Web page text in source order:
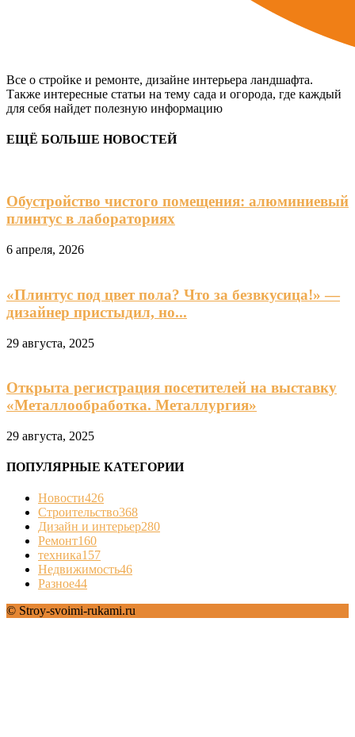
Все о стройке и ремонте, дизайне интерьера ландшафта.
Также интересные статьи на тему сада и огорода, где каждый
для себя найдет полезную информацию
ЕЩЁ БОЛЬШЕ НОВОСТЕЙ
Обустройство чистого помещения: алюминиевый
плинтус в лабораториях
6 апреля, 2026
«Плинтус под цвет пола? Что за безвкусица!» —
дизайнер пристыдил, но...
29 августа, 2025
Открыта регистрация посетителей на выставку
«Металлообработка. Металлургия»
29 августа, 2025
ПОПУЛЯРНЫЕ КАТЕГОРИИ
Новости426
Строительство368
Дизайн и интерьер280
Ремонт160
техника157
Недвижимость46
Разное44
© Stroy-svoimi-rukami.ru